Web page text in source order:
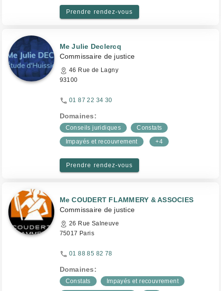
Prendre rendez-vous
Me Julie Declercq
Commissaire de justice
46 Rue de Lagny
93100
01 87 22 34 30
Domaines:
Conseils juridiques
Constats
Impayés et recouvrement
+4
Prendre rendez-vous
Me COUDERT FLAMMERY & ASSOCIES
Commissaire de justice
26 Rue Salneuve
75017 Paris
01 88 85 82 78
Domaines:
Constats
Impayés et recouvrement